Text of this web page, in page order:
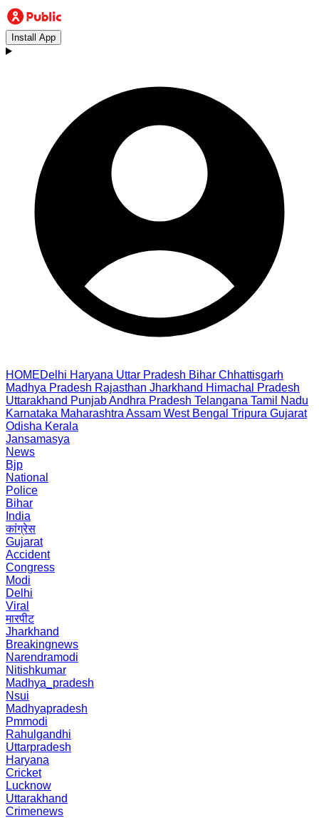
Install App
HOMEDelhi Haryana Uttar Pradesh Bihar Chhattisgarh
Madhya Pradesh Rajasthan Jharkhand Himachal Pradesh
Uttarakhand PunjabAndhra Pradesh Telangana Tamil Nadu
Karnataka Maharashtra Assam West Bengal Tripura Gujarat
Odisha Kerala
Jansamasya
News
Bjp
National
Police
Bihar
India
कांग्रेस
Gujarat
Accident
Congress
Modi
Delhi
Viral
मारपीट
Jharkhand
Breakingnews
Narendramodi
Nitishkumar
Madhya_pradesh
Nsui
Madhyapradesh
Pmmodi
Rahulgandhi
Uttarpradesh
Haryana
Cricket
Lucknow
Uttarakhand
Crimenews